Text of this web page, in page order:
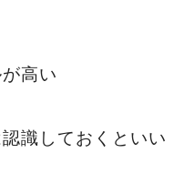
高い
識しておくといい